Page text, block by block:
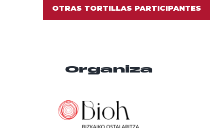
OTRAS TORTILLAS PARTICIPANTES
Organiza